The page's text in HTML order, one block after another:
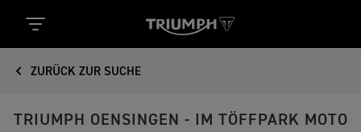
ZURÜCK ZUR SUCHE
TRIUMPH OENSINGEN - IM TÖFFPARK MOTO